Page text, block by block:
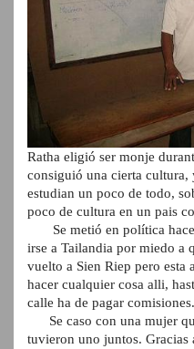
Ratha eligió ser monje
consiguió una cierta cultura,
estudian un poco de todo,
poco de cultura en un pais
Se metió en política hace
irse a Tailandia por miedo a
vuelto a Sien Riep pero esta
hacer cualquier cosa alli,
calle ha de pagar comisiones.
Se caso con una mujer
tuvieron uno juntos. Gracias